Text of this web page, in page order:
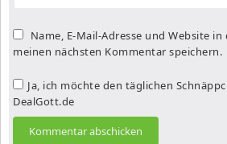
Name, E-Mail-Adresse und Website
meinen nächsten Kommentar speichern.
Ja, ich möchte den täglichen
DealGott.de